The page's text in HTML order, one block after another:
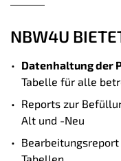
NBW4U
Datenhaltung der
Tabelle für alle
Reports zur
Alt und -Neu
Tabellen